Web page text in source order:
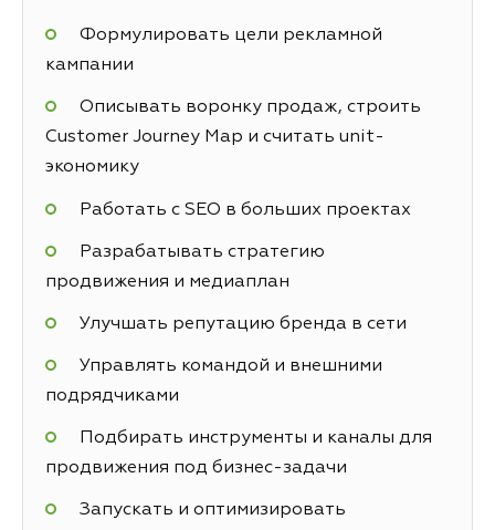
Формулировать цели рекламной
кампании
Описывать воронку продаж, строить
Customer Journey Map и считать unit-
экономику
Работать с SEO в больших проектах
Разрабатывать стратегию
продвижения и медиаплан
Улучшать репутацию бренда в сети
Управлять командой и внешними
подрядчиками
Подбирать инструменты и каналы для
продвижения под бизнес-задачи
Запускать и оптимизировать